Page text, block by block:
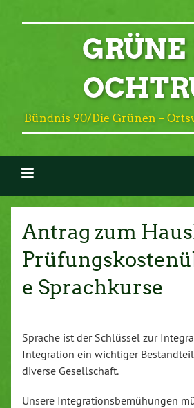
Bündnis 90/Die Grünen –
Antrag zum
e Sprachkurse
Sprache ist der Schlüssel zur
Integration ein wichtiger
diverse Gesellschaft.
Unsere Integrationsbemühungen